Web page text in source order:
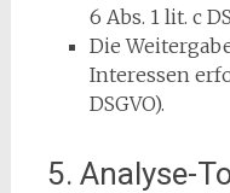
6 Abs. 1 lit. c
Die
Interessen
DSGVO).
5. Analyse-